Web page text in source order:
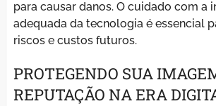
para causar danos. O cuidado com a
adequada da tecnologia é essencial
riscos e custos futuros.
PROTEGENDO SUA
REPUTAÇÃO NA ERA